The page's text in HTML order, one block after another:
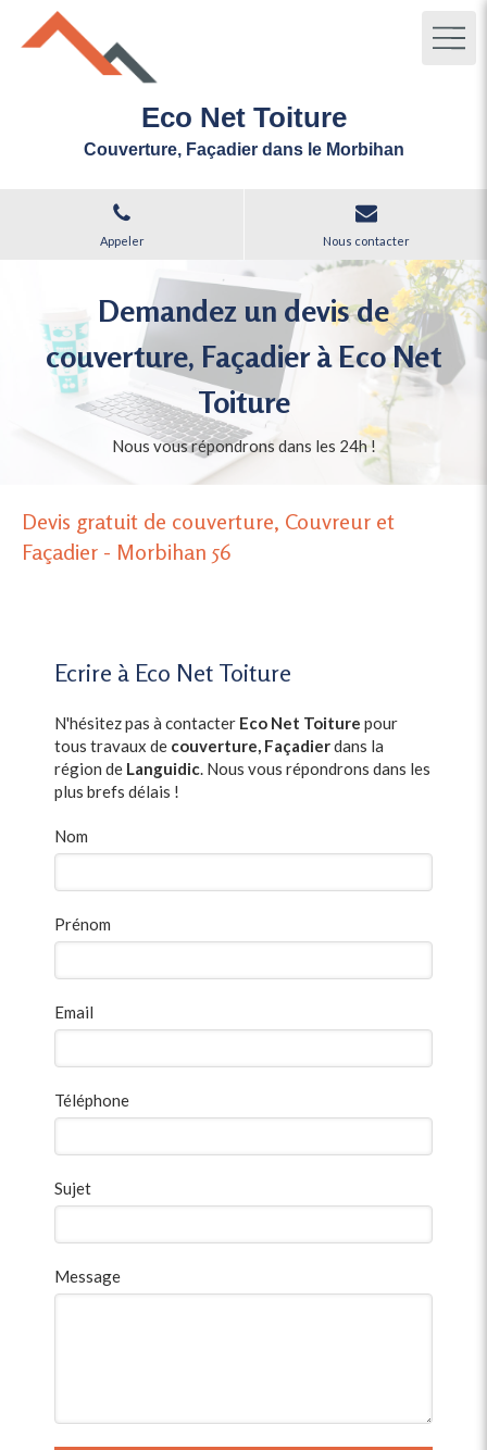
Eco Net Toiture
Couverture, Façadier dans le Morbihan
Appeler Nous contacter
Demandez un devis de
couverture, Façadier à Eco Net
Toiture
Nous vous répondrons dans les 24h !
Devis gratuit de couverture, Couvreur et
Façadier - Morbihan 56
Ecrire à Eco Net Toiture
N'hésitez pas à contacter Eco Net Toiture pour
tous travaux de couverture, Façadierdans la
région de Languidic. Nous vous répondrons dans les
plus brefs délais !
Nom
Prénom
Email
Téléphone
Sujet
Message